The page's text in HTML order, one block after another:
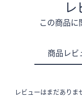
この商品に
商品レビ
レビューはまだありま